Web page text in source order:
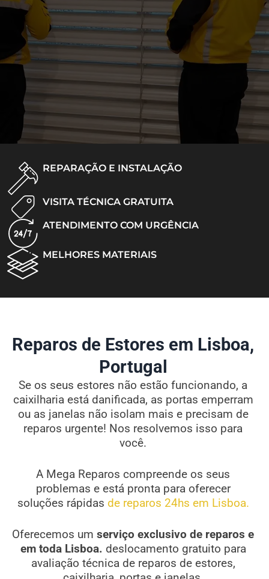
REPARAÇÃO E INSTALAÇÃO
VISITA TÉCNICA GRATUITA
ATENDIMENTO COM URGÊNCIA
MELHORES MATERIAIS
Reparos de Estores em Lisboa,
Portugal
Se os seus estores não estão funcionando, a
caixilharia está danificada, as portas emperram
ou as janelas não isolam mais e precisam de
reparos urgente! Nos resolvemos isso para
você.
A Mega Reparos compreende os seus
problemas e está pronta para oferecer
soluções rápidas de reparos 24hs em Lisboa.
Oferecemos um serviço exclusivo de reparos e
em toda Lisboa. deslocamento gratuito para
avaliação técnica de reparos de estores,